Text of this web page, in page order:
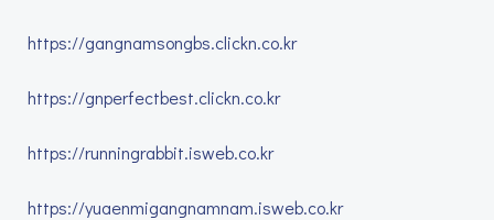
https://gangnamsongbs.clickn.co.kr
https://gnperfectbest.clickn.co.kr
https://runningrabbit.isweb.co.kr
https://yuaenmigangnamnam.isweb.co.kr